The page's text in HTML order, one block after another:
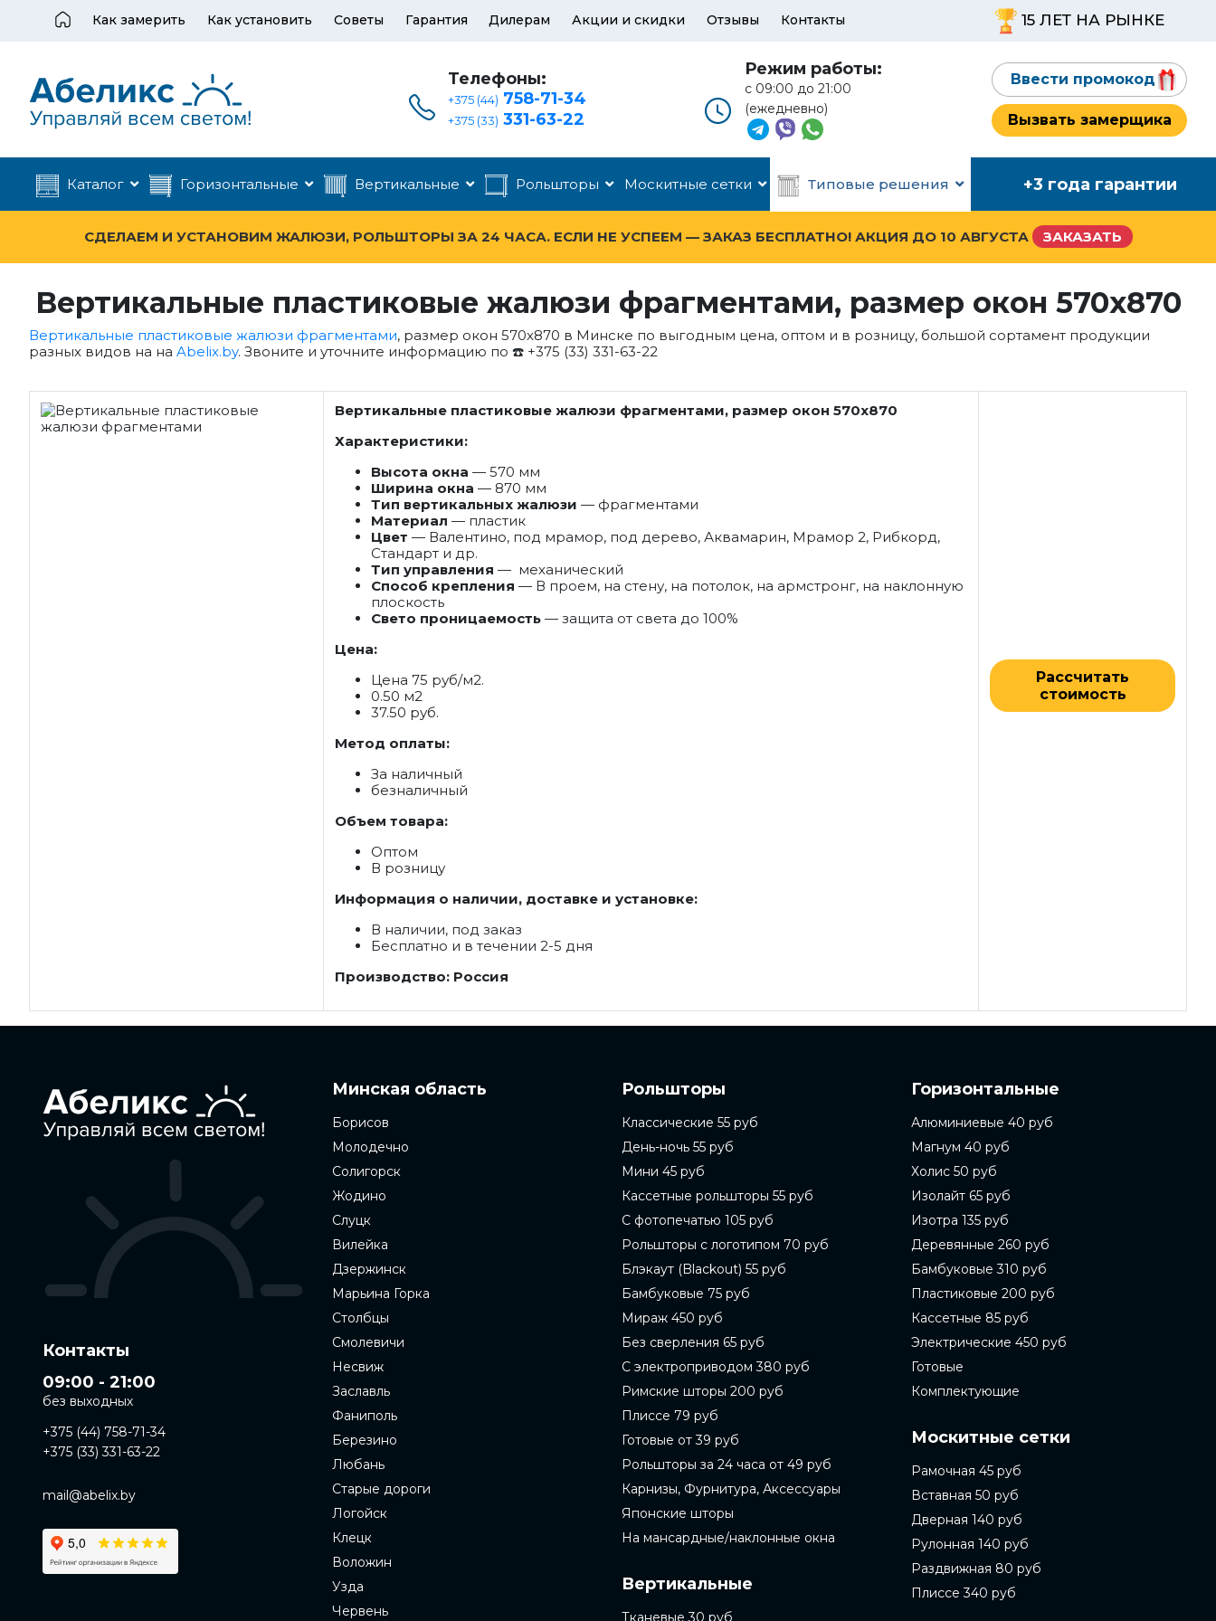
Как замерить Как установить Советы Гарантия Дилерам Акции и скидки Отзывы Контакты 15 ЛЕТ НА РЫНКЕ
Телефоны:
+375 (44) 758-71-34
+375 (33) 331-63-22
Режим работы:
с 09:00 до 21:00
(ежедневно)
Ввести промокод
Вызвать замерщика
Каталог Горизонтальные Вертикальные Рольшторы Москитные сетки Типовые решения +3 года гарантии
СДЕЛАЕМ И УСТАНОВИМ ЖАЛЮЗИ, РОЛЬШТОРЫ ЗА 24 ЧАСА. ЕСЛИ НЕ УСПЕЕМ — ЗАКАЗ БЕСПЛАТНО! АКЦИЯ ДО 10 АВГУСТА ЗАКАЗАТЬ
Вертикальные пластиковые жалюзи фрагментами, размер окон 570x870
Вертикальные пластиковые жалюзи фрагментами, размер окон 570x870 в Минске по выгодным цена, оптом и в розницу, большой сортамент продукции
разных видов на на Abelix.by. Звоните и уточните информацию по ☎️ +375 (33) 331-63-22
Вертикальные пластиковые жалюзи фрагментами, размер окон 570x870
Характеристики:
Высота окна — 570 мм
Ширина окна — 870 мм
Тип вертикальных жалюзи — фрагментами
Материал — пластик
Цвет — Валентино, под мрамор, под дерево, Аквамарин, Мрамор 2, Рибкорд,
Стандарт и др.
Тип управления — механический
Способ крепления — В проем, на стену, на потолок, на армстронг, на наклонную
плоскость
Свето проницаемость — защита от света до 100%
Цена:
Цена 75 руб/м2.
0.50 м2
37.50 руб.
Метод оплаты:
За наличный
безналичный
Объем товара:
Оптом
В розницу
Информация о наличии, доставке и установке:
В наличии, под заказ
Бесплатно и в течении 2-5 дня
Производство: Россия
Рассчитать
стоимость
Контакты
09:00 - 21:00
без выходных
+375 (44) 758-71-34
+375 (33) 331-63-22
mail@abelix.by
Минская область
Борисов
Молодечно
Солигорск
Жодино
Слуцк
Вилейка
Дзержинск
Марьина Горка
Столбцы
Смолевичи
Несвиж
Заславль
Фаниполь
Березино
Любань
Старые дороги
Логойск
Клецк
Воложин
Узда
Червень
Рольшторы
Классические 55 руб
День-ночь 55 руб
Мини 45 руб
Кассетные рольшторы 55 руб
С фотопечатью 105 руб
Рольшторы с логотипом 70 руб
Блэкаут (Blackout) 55 руб
Бамбуковые 75 руб
Мираж 450 руб
Без сверления 65 руб
С электроприводом 380 руб
Римские шторы 200 руб
Плиссе 79 руб
Готовые от 39 руб
Рольшторы за 24 часа от 49 руб
Карнизы, Фурнитура, Аксессуары
Японские шторы
На мансардные/наклонные окна
Вертикальные
Тканевые 30 руб
Горизонтальные
Алюминиевые 40 руб
Магнум 40 руб
Холис 50 руб
Изолайт 65 руб
Изотра 135 руб
Деревянные 260 руб
Бамбуковые 310 руб
Пластиковые 200 руб
Кассетные 85 руб
Электрические 450 руб
Готовые
Комплектующие
Москитные сетки
Рамочная 45 руб
Вставная 50 руб
Дверная 140 руб
Рулонная 140 руб
Раздвижная 80 руб
Плиссе 340 руб